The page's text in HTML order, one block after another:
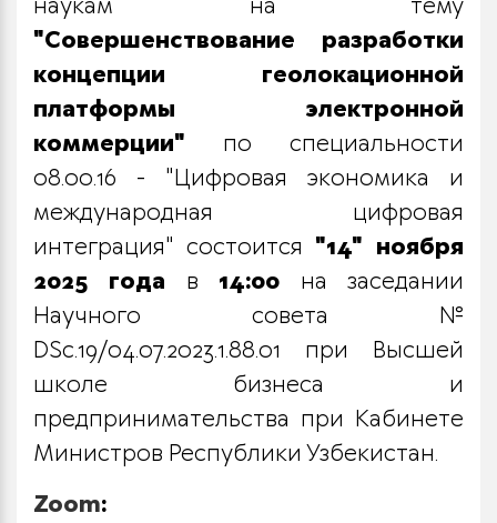
наукам на тему
"Совершенствование разработки
концепции геолокационной
платформы электронной
коммерции" по специальности
08.00.16 - "Цифровая экономика и
международная цифровая
интеграция" состоится "14" ноября
2025 года в 14:00 на заседании
Научного совета №
DSc.19/04.07.2023.1.88.01 при Высшей
школе бизнеса и
предпринимательства при Кабинете
Министров Республики Узбекистан.
Zoom: